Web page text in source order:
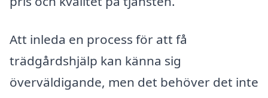
Att inleda en process för att få
trädgårdshjälp kan känna sig
överväldigande, men det behöver det inte